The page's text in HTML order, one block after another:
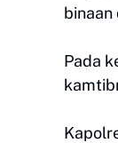
binaan
Pada